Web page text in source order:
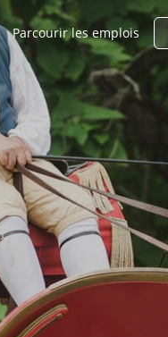
Parcourir les emplois